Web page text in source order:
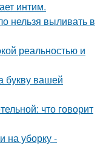
интим.
нельзя выливать в
реальностью и
букву вашей
что говорит
на уборку -